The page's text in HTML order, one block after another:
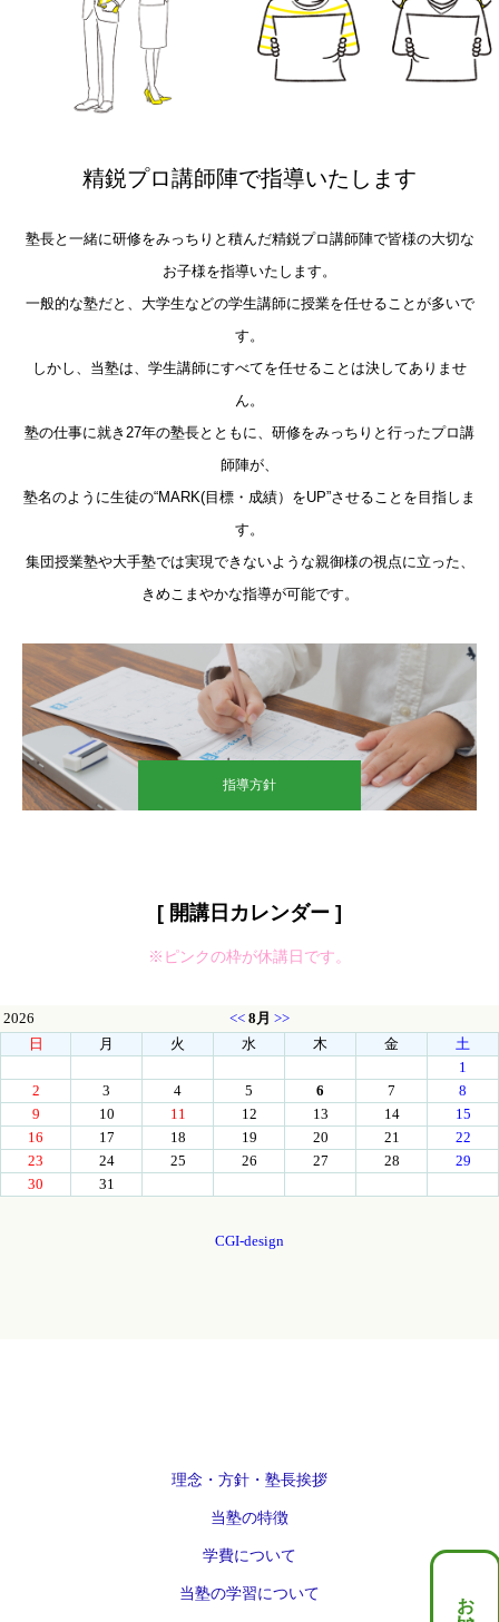
精鋭プロ講師陣で指導いたします
塾長と一緒に研修をみっちりと積んだ精鋭プロ講師陣で皆様の大切な
お子様を指導いたします。
一般的な塾だと、大学生などの学生講師に授業を任せることが多いで
す。
しかし、当塾は、学生講師にすべてを任せることは決してありませ
ん。
塾の仕事に就き27年の塾長とともに、研修をみっちりと行ったプロ講
師陣が、
塾名のように生徒の“MARK(目標・成績）をUP”させることを目指しま
す。
集団授業塾や大手塾では実現できないような親御様の視点に立った、
きめこまやかな指導が可能です。
指導方針
[ 開講日カレンダー ]
※ピンクの枠が休講日です。
理念・方針・塾長挨拶
当塾の特徴
学費について
当塾の学習について